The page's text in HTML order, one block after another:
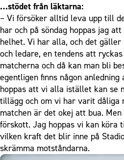
…stödet från läktarna:
– Vi försöker alltid leva upp till
har och på söndag hoppas jag
helhet. Vi har alla, och det
och ledare, en tendens att
matcherna och då kan man bli
egentligen finns någon
hoppas att vi alla istället kan se
tillägg och om vi har varit dåliga
matchen är det okej att bua.
förskott. Jag hoppas vi kan köra
vilken kraft det blir inne på
skrämma motståndarna.